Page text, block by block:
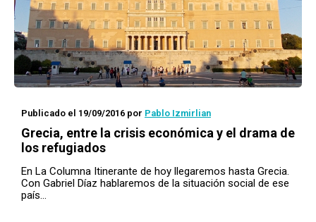
Publicado el 19/09/2016 por Pablo Izmirlian
Grecia, entre la crisis económica y el drama de
los refugiados
En La Columna Itinerante de hoy llegaremos hasta Grecia.
Con Gabriel Díaz hablaremos de la situación social de ese
país…